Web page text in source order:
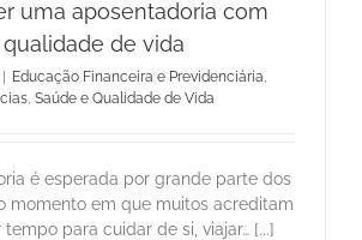
uma aposentadoria com
qualidade de vida
Educação Financeira e Previdenciária,
, Saúde e Qualidade de Vida
é esperada por grande parte dos
momento em que muitos acreditam
para cuidar de si, viajar… [...]